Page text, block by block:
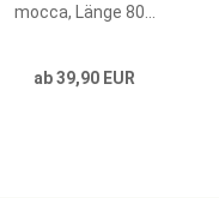
mocca, Länge 80...
ab 39,90 EUR